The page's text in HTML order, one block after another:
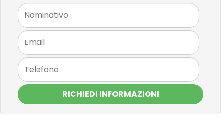
RICHIEDI INFORMAZIONI